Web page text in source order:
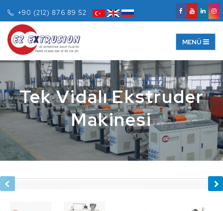
+90 (212) 876 89 52
Tek Vidalı Ekstruder
Makinesi